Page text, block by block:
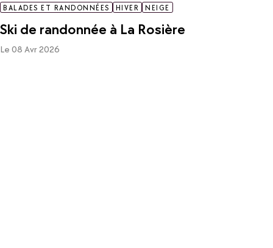
BALADES ET RANDONNÉES HIVER NEIGE
Ski de randonnée à La Rosière
Le 08 Avr 2026